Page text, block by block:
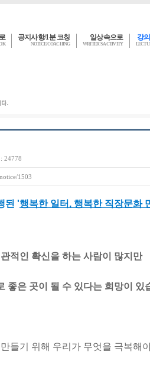
공지사항/1분 코칭
NOTICE/COACHING
일상속으로
WRITER'S ACTIVITY
강
: 24778
1503
된 '행복한 일터, 행복한 직장문화
적인 확신을 하는 사람이 많지만
좋은 곳이 될 수 있다는 희망이 있
들기 위해 우리가 무엇을 극복해